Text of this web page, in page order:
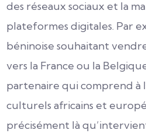
des réseaux sociaux et la
plateformes digitales. Par
béninoise souhaitant
vers la France ou la
partenaire qui comprend à
culturels africains et
précisément là